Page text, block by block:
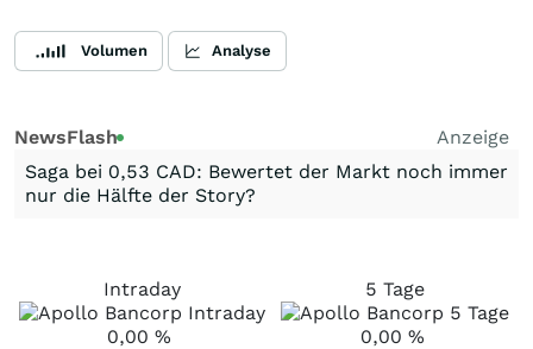
Volumen Analyse
NewsFlash
Anzeige
Saga bei 0,53 CAD: Bewertet der Markt noch immer
nur die Hälfte der Story?
Intraday
0,00 %
5 Tage
0,00 %